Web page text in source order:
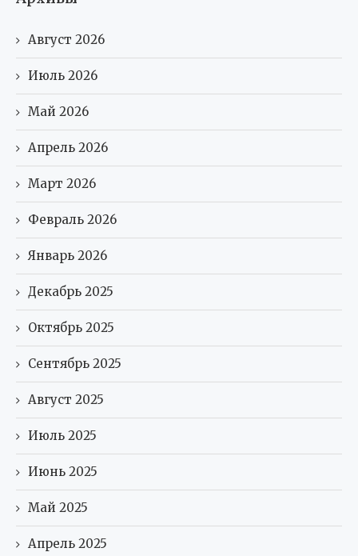
Август 2026
Июль 2026
Май 2026
Апрель 2026
Март 2026
Февраль 2026
Январь 2026
Декабрь 2025
Октябрь 2025
Сентябрь 2025
Август 2025
Июль 2025
Июнь 2025
Май 2025
Апрель 2025